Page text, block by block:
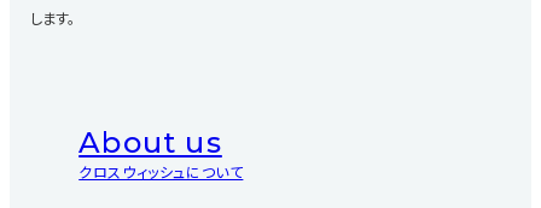
します。
About us
クロスウィッシュについて